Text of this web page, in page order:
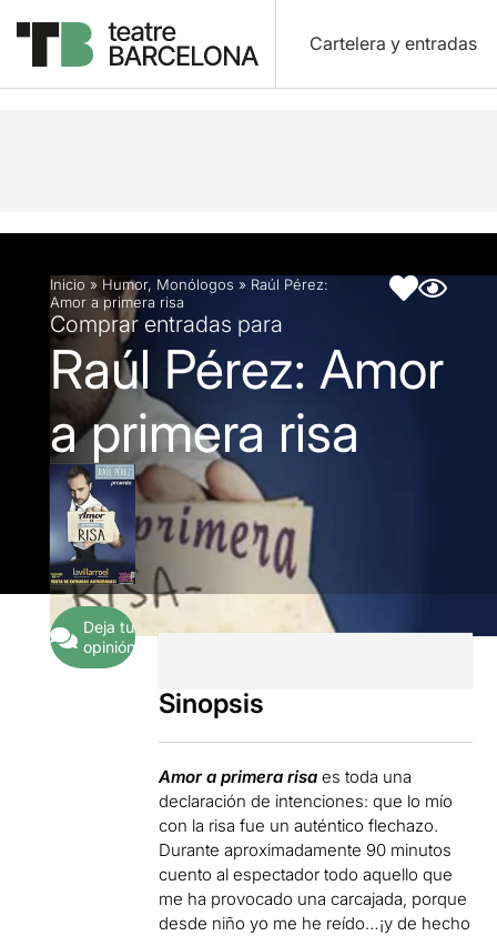
Cartelera y entradas
Descripción Ficha artística
Inicio » Humor, Monólogos » Raúl Pérez:
Amor a primera risa
Comprar entradas para
Raúl Pérez: Amor
a primera risa
Deja tu
opinión
Sinopsis
Amor a primera risaes toda una
declaración de intenciones: que lo mío
con la risa fue un auténtico flechazo.
Durante aproximadamente 90 minutos
cuento al espectador todo aquello que
me ha provocado una carcajada, porque
desde niño yo me he reído…¡y de hecho